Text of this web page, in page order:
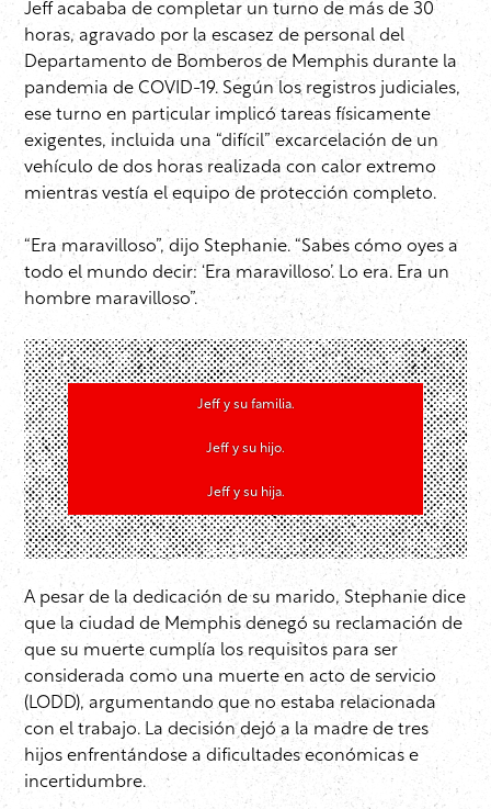
Jeff acababa de completar un turno de más de 30
horas, agravado por la escasez de personal del
Departamento de Bomberos de Memphis durante la
pandemia de COVID-19. Según los registros judiciales,
ese turno en particular implicó tareas físicamente
exigentes, incluida una “difícil” excarcelación de un
vehículo de dos horas realizada con calor extremo
mientras vestía el equipo de protección completo.
“Era maravilloso”, dijo Stephanie. “Sabes cómo oyes a
todo el mundo decir: ‘Era maravilloso’. Lo era. Era un
hombre maravilloso”.
Jeff y su familia.
Jeff y su hijo.
Jeff y su hija.
A pesar de la dedicación de su marido, Stephanie dice
que la ciudad de Memphis denegó su reclamación de
que su muerte cumplía los requisitos para ser
considerada como una muerte en acto de servicio
(LODD), argumentando que no estaba relacionada
con el trabajo. La decisión dejó a la madre de tres
hijos enfrentándose a dificultades económicas e
incertidumbre.